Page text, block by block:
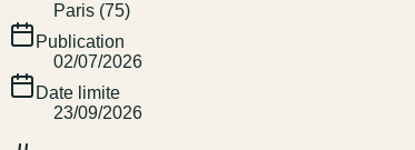
Paris (75)
Publication
02/07/2026
Date limite
23/09/2026